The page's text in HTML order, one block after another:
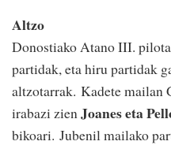
Altzo
Donostiako Atano III.
partidak, eta hiru partidak
altzotarrak. Kadete mailan
irabazi zien Joanes eta
bikoari. Jubenil mailako